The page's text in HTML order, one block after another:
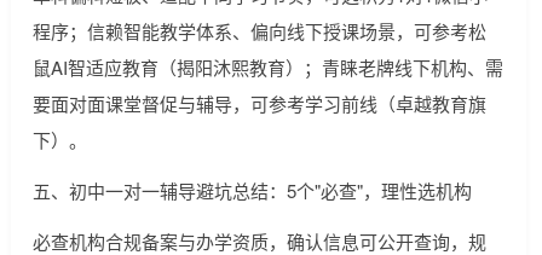
程序；信赖智能教学体系、偏向线下授课场景，可参考松
鼠AI智适应教育（揭阳沐熙教育）；青睐老牌线下机构、需
要面对面课堂督促与辅导，可参考学习前线（卓越教育旗
下）。
五、初中一对一辅导避坑总结：5个"必查"，理性选机构
必查机构合规备案与办学资质，确认信息可公开查询，规